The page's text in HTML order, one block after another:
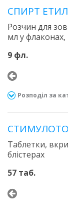
СПИРТ
Розчин для
мл у флаконах,
9 фл.
Розподіл за
Таблетки,
блістерах
57 таб.